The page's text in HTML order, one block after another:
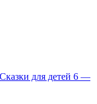
Сказки для детей 6 —